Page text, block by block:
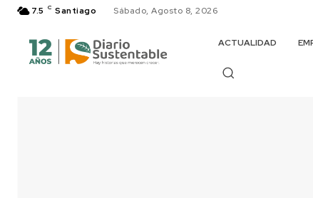
7.5 C Santiago Sábado, Agosto 8, 2026
ACTUALIDAD